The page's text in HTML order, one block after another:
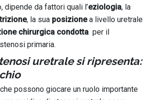
dipende da fattori quali l’eziologia, la
, la sua posizionea livello uretrale
chirurgica condotta per il
primaria.
uretrale si ripresenta:
possono giocare un ruolo importante